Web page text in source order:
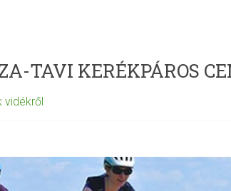
TAVI KERÉKPÁROS
vidékről